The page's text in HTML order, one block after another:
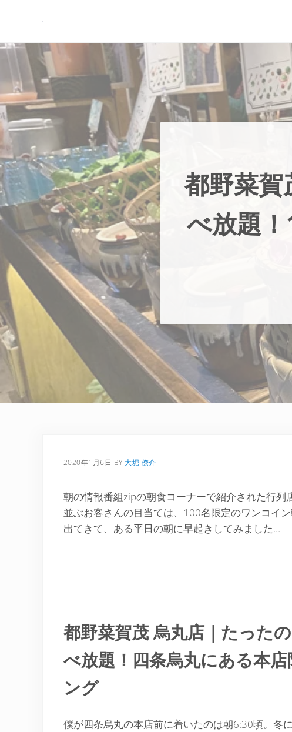
都野菜
べ放題
2020年1月6日 BY大堀 僚介
朝の情報番組zipの朝食コーナーで紹介された行
並ぶお客さんの目当ては、100名限定のワンコイ
出てきて、ある平日の朝に早起きしてみました…
都野菜賀茂 烏丸店｜たった
べ放題！四条烏丸にある本
ング
僕が四条烏丸の本店前に着いたのは朝6:30頃。冬